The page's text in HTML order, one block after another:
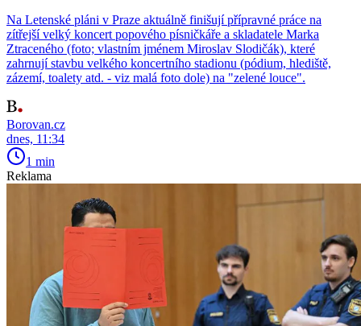
Na Letenské pláni v Praze aktuálně finišují přípravné práce na
zítřejší velký koncert popového písničkáře a skladatele Marka
Ztraceného (foto; vlastním jménem Miroslav Slodičák), které
zahrnují stavbu velkého koncertního stadionu (pódium, hlediště,
zázemí, toalety atd. - viz malá foto dole) na "zelené louce".
Borovan.cz
dnes, 11:34
1 min
Reklama